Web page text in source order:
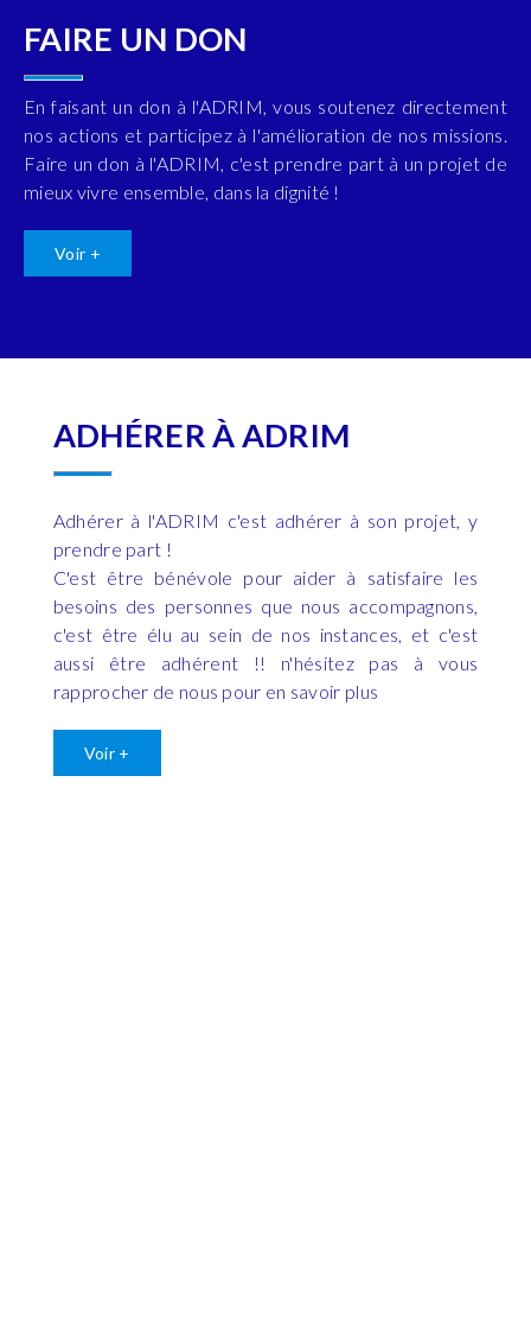
FAIRE UN DON
En faisant un don à l'ADRIM, vous soutenez directement
nos actions et participez à l'amélioration de nos missions.
Faire un don à l'ADRIM, c'est prendre part à un projet de
mieux vivre ensemble, dans la dignité !
Voir +
ADHÉRER À ADRIM
Adhérer à l'ADRIM c'est adhérer à son projet, y
prendre part !
C'est être bénévole pour aider à satisfaire les
besoins des personnes que nous accompagnons,
c'est être élu au sein de nos instances, et c'est
aussi être adhérent !! n'hésitez pas à vous
rapprocher de nous pour en savoir plus
Voir +